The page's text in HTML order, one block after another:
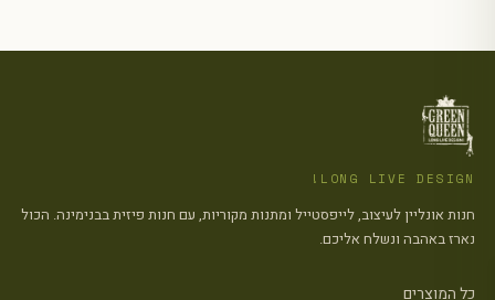
LONG LIVE DESIGN!
חנות אונליין לעיצוב, לייפסטייל ומתנות מקוריות, עם חנות פיזית בבנימינה. הכול
נארז באהבה ונשלח אליכם.
כל המוצרים